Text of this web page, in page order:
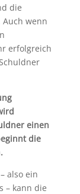
die
wenn
erfolgreich
einen
die
also ein
– kann die